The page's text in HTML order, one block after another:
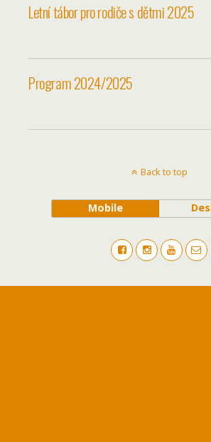
Letní tábor pro rodiče s dětmi 2025
Program 2024/2025
Back to top
Mobile